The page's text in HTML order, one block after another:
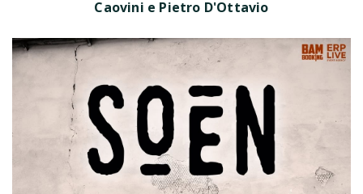
Caovini e Pietro D'Ottavio